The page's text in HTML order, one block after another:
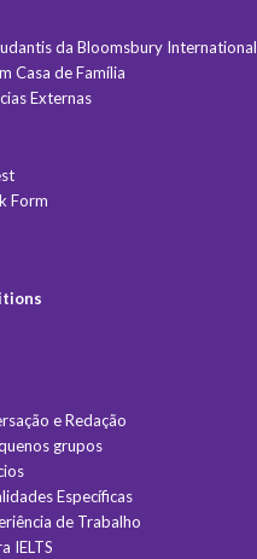
da Bloomsbury International
Casa de Família
Externas
Form
e Redação
grupos
Específicas
de Trabalho
IELTS